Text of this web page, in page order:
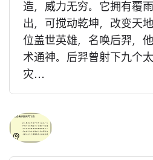
造，威力无穷。它拥有覆
出，可搅动乾坤，改变天
位盖世英雄，名唤后羿，
术通神。后羿曾射下九个
灾...